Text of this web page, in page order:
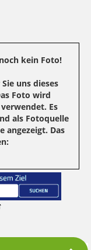
kein Foto!
uns dieses
Foto wird
Es
als Fotoquelle
angezeigt. Das